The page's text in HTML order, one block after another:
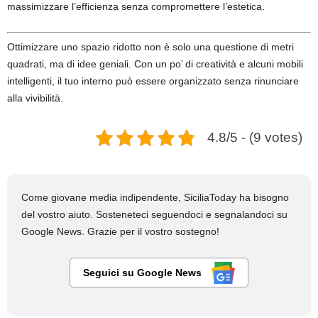
massimizzare l’efficienza senza compromettere l’estetica.
Ottimizzare uno spazio ridotto non è solo una questione di metri
quadrati, ma di idee geniali. Con un po’ di creatività e alcuni mobili
intelligenti, il tuo interno può essere organizzato senza rinunciare
alla vivibilità.
4.8/5 - (9 votes)
Come giovane media indipendente, SiciliaToday ha bisogno
del vostro aiuto. Sosteneteci seguendoci e segnalandoci su
Google News. Grazie per il vostro sostegno!
Seguici su Google News